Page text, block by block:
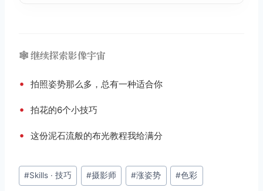
🕸️ 继续探索影像宇宙
• 拍照姿势那么多，总有一种适合你
• 拍花的6个小技巧
• 这份泥石流般的布光教程我给满分
文
章
#Skills · 技巧 #摄影师 #涨姿势 #色彩